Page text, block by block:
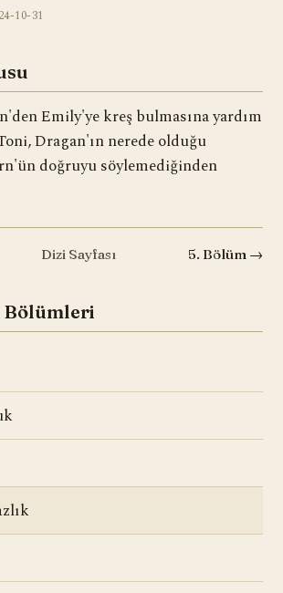
10-31
Emily'ye kreş bulmasına yardım
Dragan'ın nerede olduğu
doğruyu söylemediğinden
Dizi Sayfası 5. Bölüm →
Bölümleri